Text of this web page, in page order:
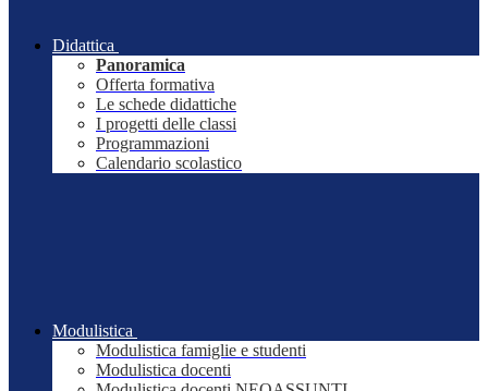
Didattica
Panoramica
Offerta formativa
Le schede didattiche
I progetti delle classi
Programmazioni
Calendario scolastico
Modulistica
Modulistica famiglie e studenti
Modulistica docenti